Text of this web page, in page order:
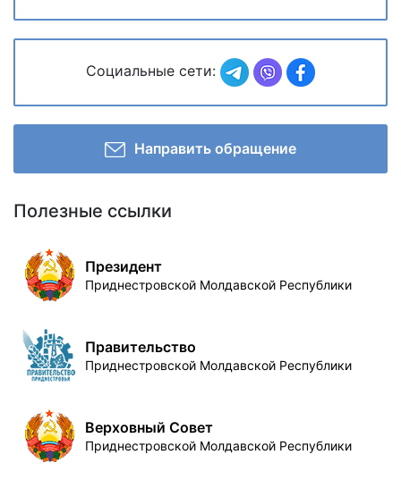
Социальные сети:
Направить обращение
Полезные ссылки
Президент
Приднестровской Молдавской Республики
Правительство
Приднестровской Молдавской Республики
Верховный Совет
Приднестровской Молдавской Республики